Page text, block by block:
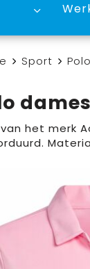
Sport
dames
het merk